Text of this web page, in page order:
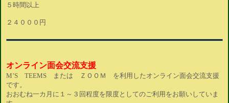
５時間以上
２４０００円
オンライン面会交流支援
M’S TEEMS または ＺＯＯＭ を利用したオンライン面会交流支援
です。
おおむね一カ月に１～３回程度を限度としてのご利用をお願いしていま